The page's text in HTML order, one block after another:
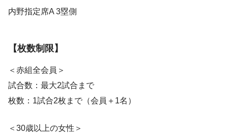
内野指定席A 3塁側
【枚数制限】
＜赤組全会員＞
試合数：最大2試合まで
枚数：1試合2枚まで（会員＋1名）
＜30歳以上の女性＞